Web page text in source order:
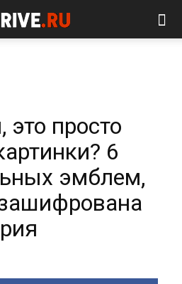
просто
6
эмблем,